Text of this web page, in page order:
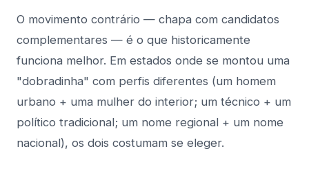
O movimento contrário — chapa com candidatos
complementares — é o que historicamente
funciona melhor. Em estados onde se montou uma
"dobradinha" com perfis diferentes (um homem
urbano + uma mulher do interior; um técnico + um
político tradicional; um nome regional + um nome
nacional), os dois costumam se eleger.